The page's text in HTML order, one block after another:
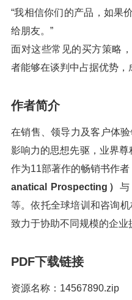
“我相信你们的产品，如果
给朋友。”
面对这些常见的买方策略
者能够在谈判中占据优势，
作者简介
在销售、领导力及客户体
影响力的思想先驱，业界尊
作为11部著作的畅销书作
anatical Prospecting）与
等。依托全球培训和咨询
致力于协助不同规模的企业
PDF下载链接
资源名称：14567890.zip